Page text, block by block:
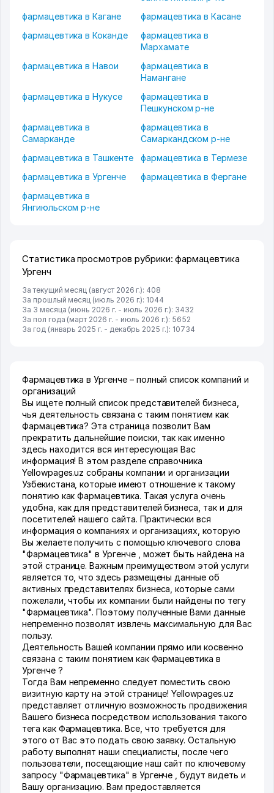
фармацевтика в Кагане
фармацевтика в Касане
фармацевтика в Коканде
фармацевтика в
Мархамате
фармацевтика в Навои
фармацевтика в
Намангане
фармацевтика в Нукусе
фармацевтика в
Пешкунском р-не
фармацевтика в
Самарканде
фармацевтика в
Самаркандском р-не
фармацевтика в Ташкенте
фармацевтика в Термезе
фармацевтика в Ургенче
фармацевтика в Фергане
фармацевтика в
Янгиюльском р-не
Статистика просмотров рубрики: фармацевтика
Ургенч
За текущий месяц (август 2026 г.): 408
За прошлый месяц (июль 2026 г.): 1044
За 3 месяца (июнь 2026 г. - июль 2026 г.): 3432
За пол года (март 2026 г. - июль 2026 г.): 5652
За год (январь 2025 г. - декабрь 2025 г.): 10734
Фармацевтика в Ургенче – полный список компаний и
организаций
Вы ищете полный список представителей бизнеса,
чья деятельность связана с таким понятием как
Фармацевтика? Эта страница позволит Вам
прекратить дальнейшие поиски, так как именно
здесь находится вся интересующая Вас
информация! В этом разделе справочника
Yellowpages.uz собраны компании и организации
Узбекистана, которые имеют отношение к такому
понятию как Фармацевтика. Такая услуга очень
удобна, как для представителей бизнеса, так и для
посетителей нашего сайта. Практически вся
информация о компаниях и организациях, которую
Вы желаете получить с помощью ключевого слова
"Фармацевтика" в Ургенче , может быть найдена на
этой странице. Важным преимуществом этой услуги
является то, что здесь размещены данные об
активных представителях бизнеса, которые сами
пожелали, чтобы их компании были найдены по тегу
"Фармацевтика". Поэтому полученные Вами данные
непременно позволят извлечь максимальную для Вас
пользу.
Деятельность Вашей компании прямо или косвенно
связана с таким понятием как Фармацевтика в
Ургенче ?
Тогда Вам непременно следует поместить свою
визитную карту на этой странице! Yellowpages.uz
представляет отличную возможность продвижения
Вашего бизнеса посредством использования такого
тега как Фармацевтика. Все, что требуется для
этого от Вас это подать свою заявку. Остальную
работу выполнят наши специалисты, после чего
пользователи, посещающие наш сайт по ключевому
запросу "Фармацевтика" в Ургенче , будут видеть и
Вашу организацию. Вам предоставляется